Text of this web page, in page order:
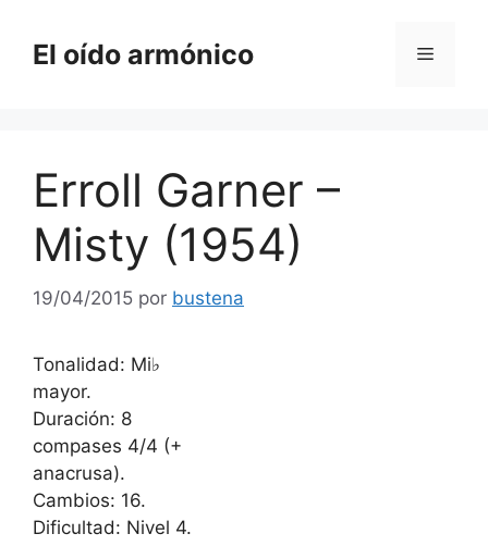
contenido
El oído armónico Menú
Erroll Garner –
Misty (1954)
19/04/2015 por bustena
Tonalidad: Mi♭
mayor.
Duración: 8
compases 4/4 (+
anacrusa).
Cambios: 16.
Dificultad: Nivel 4.